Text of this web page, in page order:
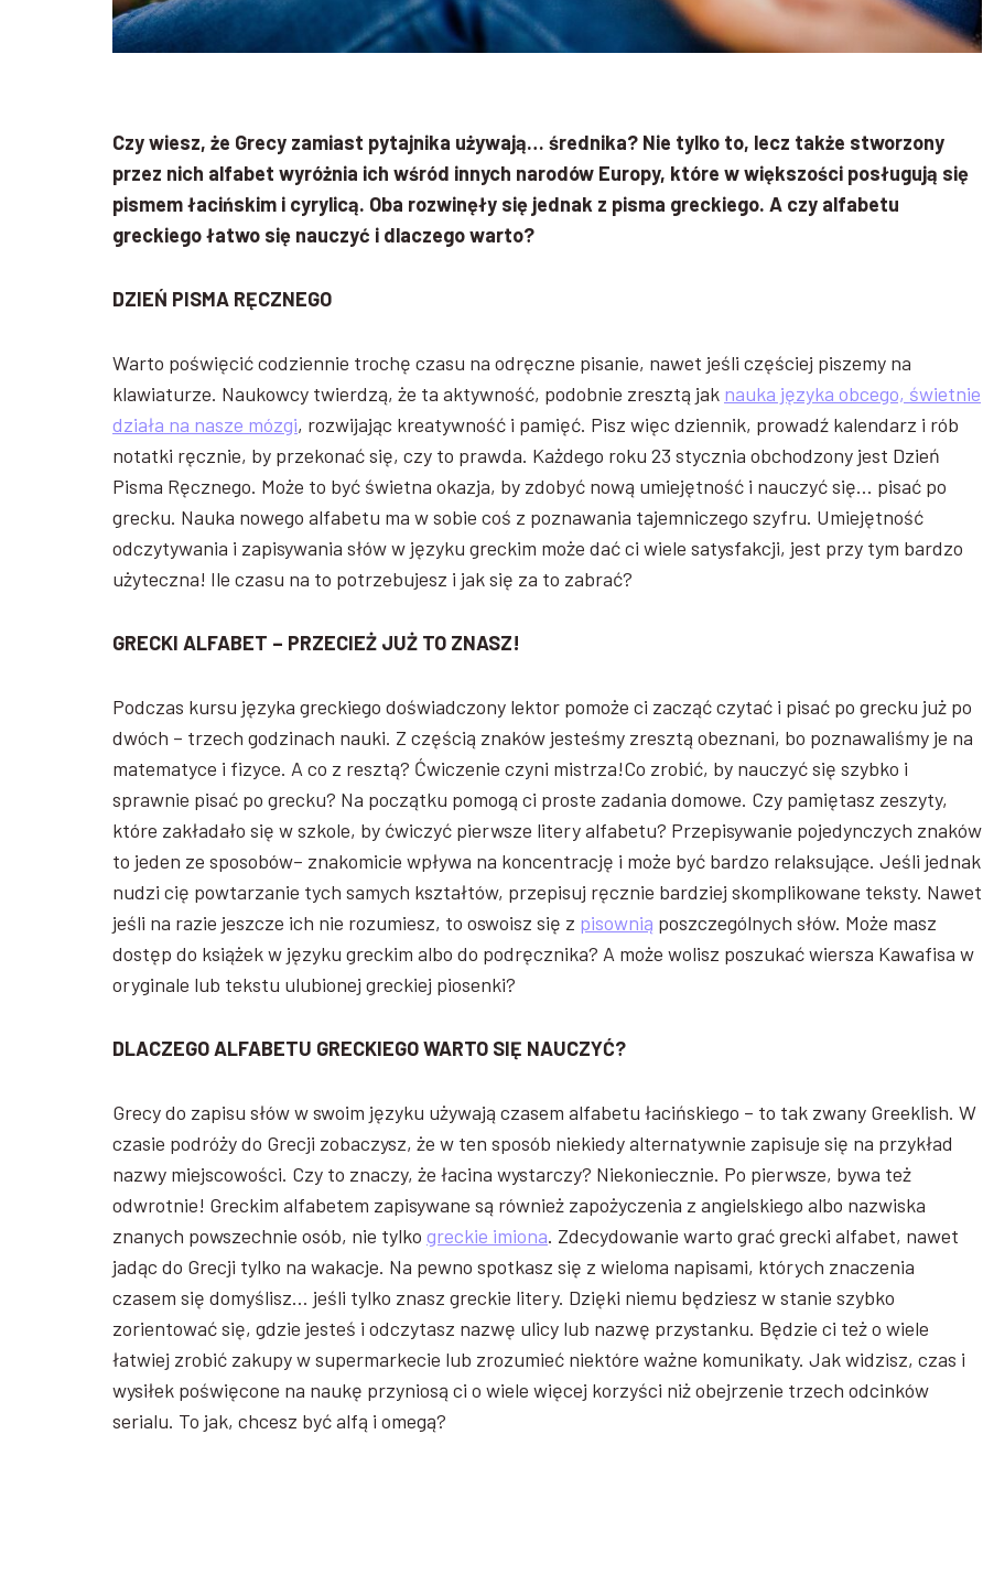
Czy wiesz, że Grecy zamiast pytajnika używają… średnika? Nie tylko to, lecz także stworzony
przez nich alfabet wyróżnia ich wśród innych narodów Europy, które w większości posługują się
pismem łacińskim i cyrylicą. Oba rozwinęły się jednak z pisma greckiego. A czy alfabetu
greckiego łatwo się nauczyć i dlaczego warto?
DZIEŃ PISMA RĘCZNEGO
Warto poświęcić codziennie trochę czasu na odręczne pisanie, nawet jeśli częściej piszemy na
klawiaturze. Naukowcy twierdzą, że ta aktywność, podobnie zresztą jak nauka języka obcego, świetnie
działa na nasze mózgi, rozwijając kreatywność i pamięć. Pisz więc dziennik, prowadź kalendarz i rób
notatki ręcznie, by przekonać się, czy to prawda. Każdego roku 23 stycznia obchodzony jest Dzień
Pisma Ręcznego. Może to być świetna okazja, by zdobyć nową umiejętność i nauczyć się… pisać po
grecku. Nauka nowego alfabetu ma w sobie coś z poznawania tajemniczego szyfru. Umiejętność
odczytywania i zapisywania słów w języku greckim może dać ci wiele satysfakcji, jest przy tym bardzo
użyteczna! Ile czasu na to potrzebujesz i jak się za to zabrać?
GRECKI ALFABET – PRZECIEŻ JUŻ TO ZNASZ!
Podczas kursu języka greckiego doświadczony lektor pomoże ci zacząć czytać i pisać po grecku już po
dwóch – trzech godzinach nauki. Z częścią znaków jesteśmy zresztą obeznani, bo poznawaliśmy je na
matematyce i fizyce. A co z resztą? Ćwiczenie czyni mistrza!Co zrobić, by nauczyć się szybko i
sprawnie pisać po grecku? Na początku pomogą ci proste zadania domowe. Czy pamiętasz zeszyty,
które zakładało się w szkole, by ćwiczyć pierwsze litery alfabetu? Przepisywanie pojedynczych znaków
to jeden ze sposobów– znakomicie wpływa na koncentrację i może być bardzo relaksujące. Jeśli jednak
nudzi cię powtarzanie tych samych kształtów, przepisuj ręcznie bardziej skomplikowane teksty. Nawet
jeśli na razie jeszcze ich nie rozumiesz, to oswoisz się z pisownią poszczególnych słów. Może masz
dostęp do książek w języku greckim albo do podręcznika? A może wolisz poszukać wiersza Kawafisa w
oryginale lub tekstu ulubionej greckiej piosenki?
DLACZEGO ALFABETU GRECKIEGO WARTO SIĘ NAUCZYĆ?
Grecy do zapisu słów w swoim języku używają czasem alfabetu łacińskiego – to tak zwany Greeklish. W
czasie podróży do Grecji zobaczysz, że w ten sposób niekiedy alternatywnie zapisuje się na przykład
nazwy miejscowości. Czy to znaczy, że łacina wystarczy? Niekoniecznie. Po pierwsze, bywa też
odwrotnie! Greckim alfabetem zapisywane są również zapożyczenia z angielskiego albo nazwiska
znanych powszechnie osób, nie tylko greckie imiona. Zdecydowanie warto grać grecki alfabet, nawet
jadąc do Grecji tylko na wakacje. Na pewno spotkasz się z wieloma napisami, których znaczenia
czasem się domyślisz… jeśli tylko znasz greckie litery. Dzięki niemu będziesz w stanie szybko
zorientować się, gdzie jesteś i odczytasz nazwę ulicy lub nazwę przystanku. Będzie ci też o wiele
łatwiej zrobić zakupy w supermarkecie lub zrozumieć niektóre ważne komunikaty. Jak widzisz, czas i
wysiłek poświęcone na naukę przyniosą ci o wiele więcej korzyści niż obejrzenie trzech odcinków
serialu. To jak, chcesz być alfą i omegą?